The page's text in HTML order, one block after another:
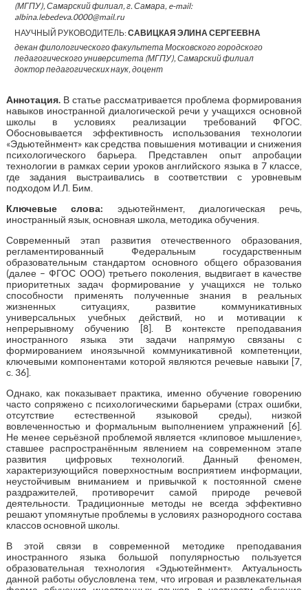
(МГПУ), Самарский филиал, г. Самара, e-mail:
albina.lebedeva.0000@mail.ru
НАУЧНЫЙ РУКОВОДИТЕЛЬ:САВИЦКАЯ ЭЛИНА СЕРГЕЕВНА
декан филологического факультета Московского городского
педагогического университета (МГПУ), Самарский филиал
доктор педагогических наук, доцент
Аннотация.В статье рассматривается проблема формирования
навыков иностранной диалогической речи у учащихся основной
школы в условиях реализации требований ФГОС.
Обосновывается эффективность использования технологии
«Эдьютейнмент» как средства повышения мотивации и снижения
психологического барьера. Представлен опыт апробации
технологии в рамках серии уроков английского языка в 7 классе,
где задания выстраивались в соответствии с уровневым
подходом И.Л. Бим.
Ключевые слова: эдьютейнмент, диалогическая речь,
иностранный язык, основная школа, методика обучения.
Современный этап развития отечественного образования,
регламентированный Федеральным государственным
образовательным стандартом основного общего образования
(далее – ФГОС ООО) третьего поколения, выдвигает в качестве
приоритетных задач формирование у учащихся не только
способности применять полученные знания в реальных
жизненных ситуациях, развитие коммуникативных
универсальных учебных действий, но и мотивации к
непрерывному обучению [8]. В контексте преподавания
иностранного языка эти задачи напрямую связаны с
формированием иноязычной коммуникативной компетенции,
ключевыми компонентами которой являются речевые навыки [7,
с. 36].
Однако, как показывает практика, именно обучение говорению
часто сопряжено с психологическими барьерами (страх ошибки,
отсутствие естественной языковой среды), низкой
вовлеченностью и формальным выполнением упражнений [6].
Не менее серьёзной проблемой является «клиповое мышление»,
ставшее распространённым явлением на современном этапе
развития цифровых технологий. Данный феномен,
характеризующийся поверхностным восприятием информации,
неустойчивым вниманием и привычкой к постоянной смене
раздражителей, противоречит самой природе речевой
деятельности. Традиционные методы не всегда эффективно
решают упомянутые проблемы в условиях разнородного состава
классов основной школы.
В этой связи в современной методике преподавания
иностранного языка большой популярностью пользуется
образовательная технология «Эдьютейнмент». Актуальность
данной работы обусловлена тем, что игровая и развлекательная